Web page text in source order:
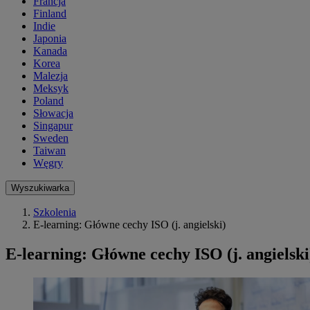
Finland
Indie
Japonia
Kanada
Korea
Malezja
Meksyk
Poland
Słowacja
Singapur
Sweden
Taiwan
Węgry
Wyszukiwarka
Szkolenia
E-learning: Główne cechy ISO (j. angielski)
E-learning: Główne cechy ISO (j.